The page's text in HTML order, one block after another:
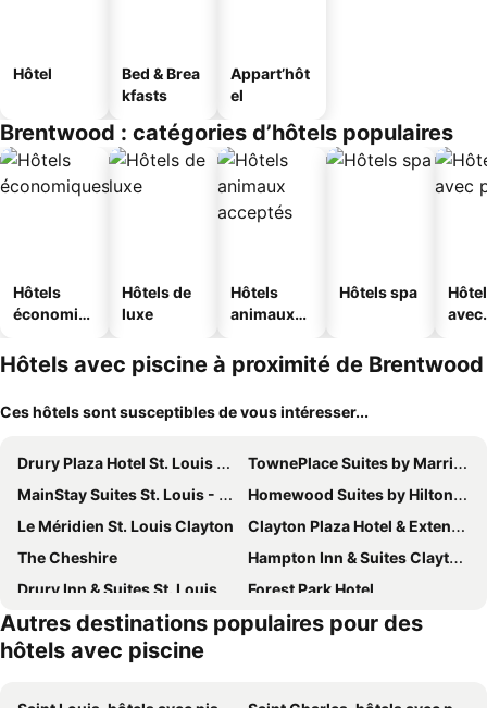
Hôtel
Bed & Brea
kfasts
Appart’hôt
el
Brentwood : catégories d’hôtels populaires
Hôtels
économiq
Hôtels de
luxe
Hôtels
animaux
Hôtels spa
avec
Hôtels avec piscine à proximité de Brentwood
Ces hôtels sont susceptibles de vous intéresser...
Drury Plaza Hotel St. Louis Brentwood
TownePlace Suites by Marriott Brentwood
MainStay Suites St. Louis - Galleria
Homewood Suites by Hilton St. Louis - Galleria
Le Méridien St. Louis Clayton
Clayton Plaza Hotel & Extended Stay
The Cheshire
Hampton Inn & Suites Clayton/St. Louis-Galleria Area
Drury Inn & Suites St. Louis Forest Park
Forest Park Hotel
Hilton St. Louis Frontenac
Hampton Inn & Suites St. Louis at Forest Park
Shalimar Resort
Autres destinations populaires pour des
hôtels avec piscine